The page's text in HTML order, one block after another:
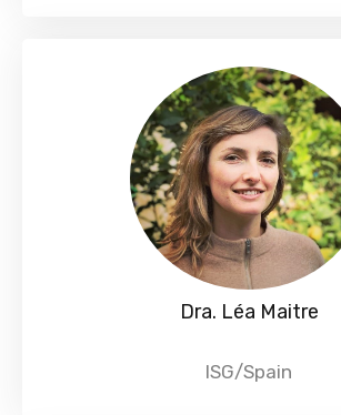
Dra. Léa Maitre
ISG/Spain